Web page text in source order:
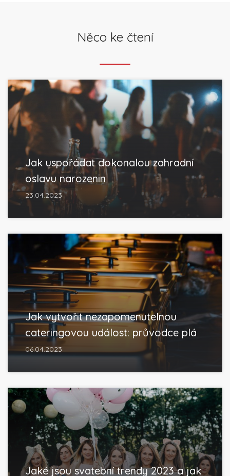
Něco ke čtení
Jak uspořádat dokonalou zahradní
oslavu narozenin
23.04.2023
Jak vytvořit nezapomenutelnou
cateringovou událost: průvodce plá
06.04.2023
Jaké jsou svatební trendy 2023 a jak